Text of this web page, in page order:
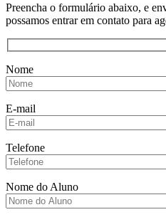
Preencha o formulário abaixo, e
possamos entrar em contato para
Nome
E-mail
Telefone
Nome do Aluno